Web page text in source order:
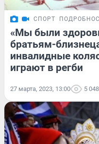
СПОРТ
«Мы были
братьям-
инвалидные
играют в регби
27 марта, 2023, 13:00 5 048